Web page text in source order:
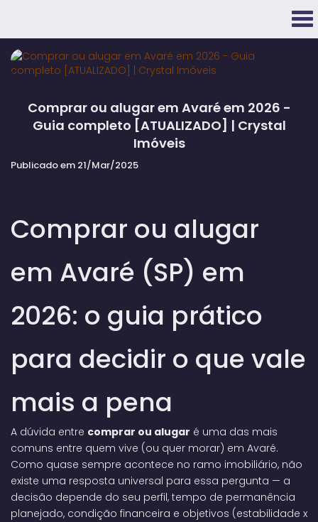
Comprar ou alugar em Avaré em 2026 -
Guia completo [ATUALIZADO] | Crystal
Imóveis
Publicado em 21/Mar/2025
Comprar ou alugar
em Avaré (SP) em
2026: o guia prático
para decidir o que vale
mais a pena
A dúvida entre comprar ou alugar é uma das mais
comuns entre quem vive (ou quer morar) em Avaré.
Como quase sempre acontece no ramo imobiliário, não
existe uma resposta universal para essa pergunta — a
decisão depende do seu perfil, tempo de permanência
planejado, condição financeira e objetivos (estabilidade x